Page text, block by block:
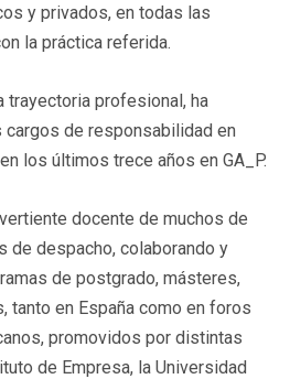
y privados, en todas las
la práctica referida.
trayectoria profesional, ha
de responsabilidad en
los últimos trece años en GA_P.
docente de muchos de
de despacho, colaborando y
de postgrado, másteres,
tanto en España como en foros
promovidos por distintas
de Empresa, la Universidad